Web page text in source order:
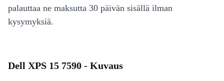
palauttaa ne maksutta 30 päivän sisällä ilman
kysymyksiä.
Dell XPS 15 7590 - Kuvaus